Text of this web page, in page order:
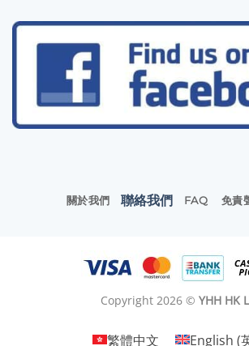
關於我們 聯絡我們 FAQ 免責
Copyright 2026 © YHH HK
繁體中文 English (